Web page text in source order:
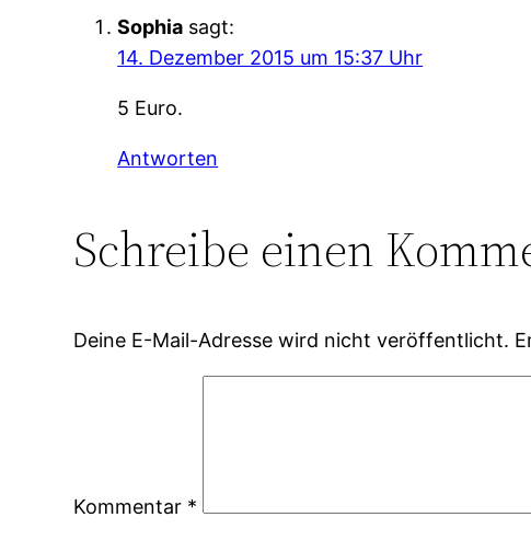
Sophia sagt:
14. Dezember 2015 um 15:37 Uhr
5 Euro.
Antworten
Schreibe einen
Deine E-Mail-Adresse wird nicht veröffentlicht.
Kommentar *